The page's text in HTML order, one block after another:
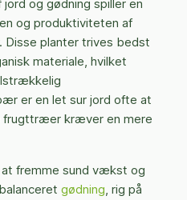
og gødning spiller en
og produktiviteten af
planter trives bedst
materiale, hvilket
er en let sur jord ofte at
kræver en mere
fremme sund vækst og
gødning, rig på